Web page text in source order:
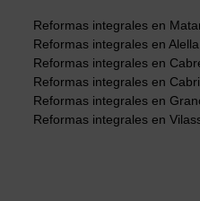
Reformas integrales en
Reformas integrales en Alella
Reformas integrales en
Reformas integrales en
Reformas integrales en
Reformas integrales en